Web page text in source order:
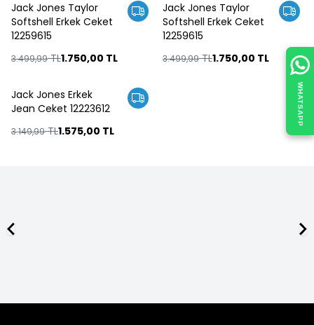
%50
Jack Jones Taylor
Softshell Erkek Ceket
12259615
3.499,99TL1.750,00 TL
%50
Jack Jones Taylor
Softshell Erkek Ceket
12259615
3.499,99TL1.750,00 TL
%50
Jack Jones Erkek
Jean Ceket 12223612
3.149,99TL1.575,00 TL
WHATSAPP